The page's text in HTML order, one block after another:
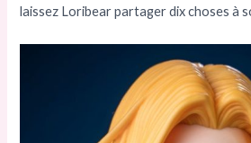
laissez Loribear partager dix choses à